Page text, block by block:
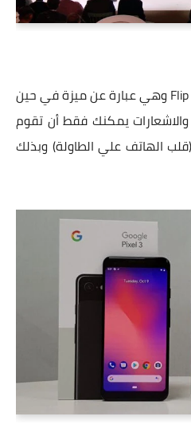
يأتي الهاتف بخاصية Flip to shhh وهي عبارة عن ميزة في حين
والاشعارات يمكنك فقط أن تقوم
الهاتف علي الطاولة) وبذلك